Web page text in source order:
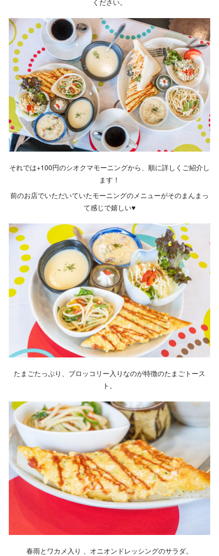
ください。
それでは+100円のシオクマモーニングから、順に詳しくご紹介し
ます！
前のお店でいただいていたモーニングのメニューがそのまんまっ
て感じで嬉しい♥
たまごたっぷり、ブロッコリー入りなのが特徴のたまごトース
ト。
春雨とワカメ入り 、オニオンドレッシングのサラダ。